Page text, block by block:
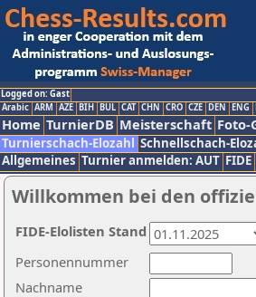
Logged on: Gast
Arabic ARM AZE BIH BUL CAT CHN CRO CZE DEN ENG
Home TurnierDB Meisterschaft Foto-
Turnierschach-Elozahl Schnellschach-
Allgemeines Turnier anmelden: AUT FIDE
Willkommen bei den
Nachname
Personennummer
FIDE-Elolisten Stand